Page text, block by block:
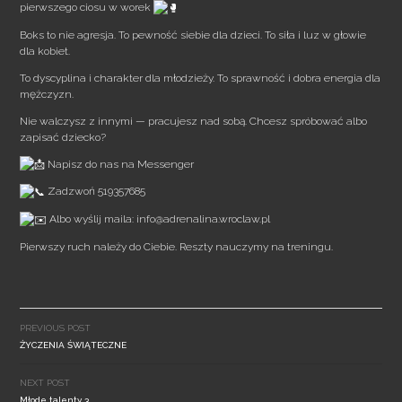
pierwszego ciosu w worek
Boks to nie agresja. To pewność siebie dla dzieci. To siła i luz w głowie
dla kobiet.
To dyscyplina i charakter dla młodzieży. To sprawność i dobra energia dla
mężczyzn.
Nie walczysz z innymi — pracujesz nad sobą. Chcesz spróbować albo
zapisać dziecko?
Napisz do nas na Messenger
Zadzwoń 519357685
Albo wyślij maila: info@adrenalina.wroclaw.pl
Pierwszy ruch należy do Ciebie. Reszty nauczymy na treningu.
navigation
PREVIOUS POST
ŻYCZENIA ŚWIĄTECZNE
NEXT POST
Młode talenty 3